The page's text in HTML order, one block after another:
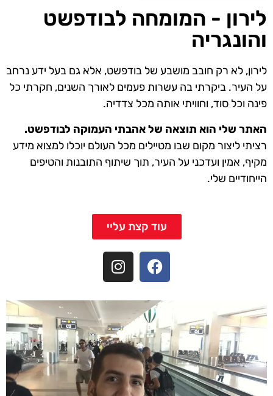
לירון - המומחה לבודפשט
והונגריה
לירון, לא רק חובב מושבע של בודפשט, אלא גם בעל ידע נרחב
על העיר. ביקרתי בה עשרות פעמים לאורך השנים, חקרתי כל
פינה וכל סוד, וחוויתי אותה מכל צדדיה.
האתר שלי הוא תוצאה של אהבתי העמוקה לבודפשט.
רציתי ליצור מקום שבו מטיילים מכל העולם יוכלו למצוא מידע
מקיף, אמין ועדכני על העיר, תוך שיתוף התובנות והטיפים
הייחודיים שלי.
עוד קצת עליי